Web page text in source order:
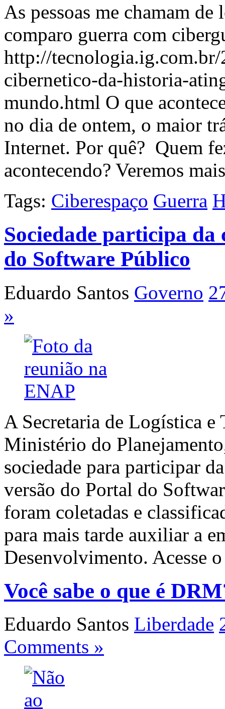
As pessoas me chamam
comparo guerra com
http://
cibernetico-da-historia-
mundo.html O que
no dia de ontem, o maior
Internet. Por quê? Quem
acontecendo? Veremos
Tags: Ciberespaço Guerra
Sociedade participa
do Software Público
Eduardo Santos Governo
»
A Secretaria de Logística
Ministério do
sociedade para participar
versão do Portal do
foram coletadas e
para mais tarde auxiliar a
Desenvolvimento. Acesse
Você sabe o que é
Eduardo Santos Liberdade
Comments »